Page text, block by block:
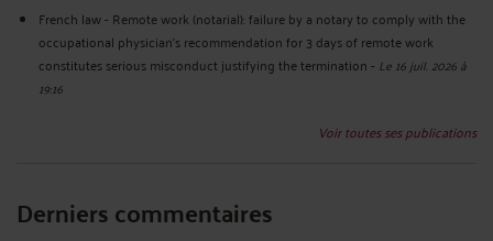
French law - Remote work (notarial): failure by a notary to comply with the
occupational physician's recommendation for 3 days of remote work
constitutes serious misconduct justifying the termination- Le 16 juil. 2026 à
19:16
Voir toutes ses publications
Derniers commentaires